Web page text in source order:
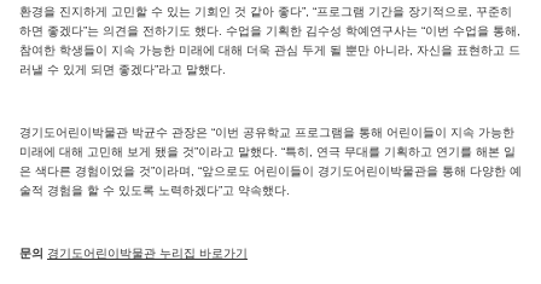
환경을 진지하게 고민할 수 있는 기회인 것 같아 좋다”, “프로그램 기간을 장기적으로, 꾸준히
하면 좋겠다”는 의견을 전하기도 했다. 수업을 기획한 김수성 학예연구사는 “이번 수업을 통해,
참여한 학생들이 지속 가능한 미래에 대해 더욱 관심 두게 될 뿐만 아니라, 자신을 표현하고 드
러낼 수 있게 되면 좋겠다”라고 말했다.
경기도어린이박물관 박균수 관장은 “이번 공유학교 프로그램을 통해 어린이들이 지속 가능한
미래에 대해 고민해 보게 됐을 것”이라고 말했다. “특히, 연극 무대를 기획하고 연기를 해본 일
은 색다른 경험이었을 것”이라며, “앞으로도 어린이들이 경기도어린이박물관을 통해 다양한 예
술적 경험을 할 수 있도록 노력하겠다”고 약속했다.
문의 경기도어린이박물관 누리집 바로가기